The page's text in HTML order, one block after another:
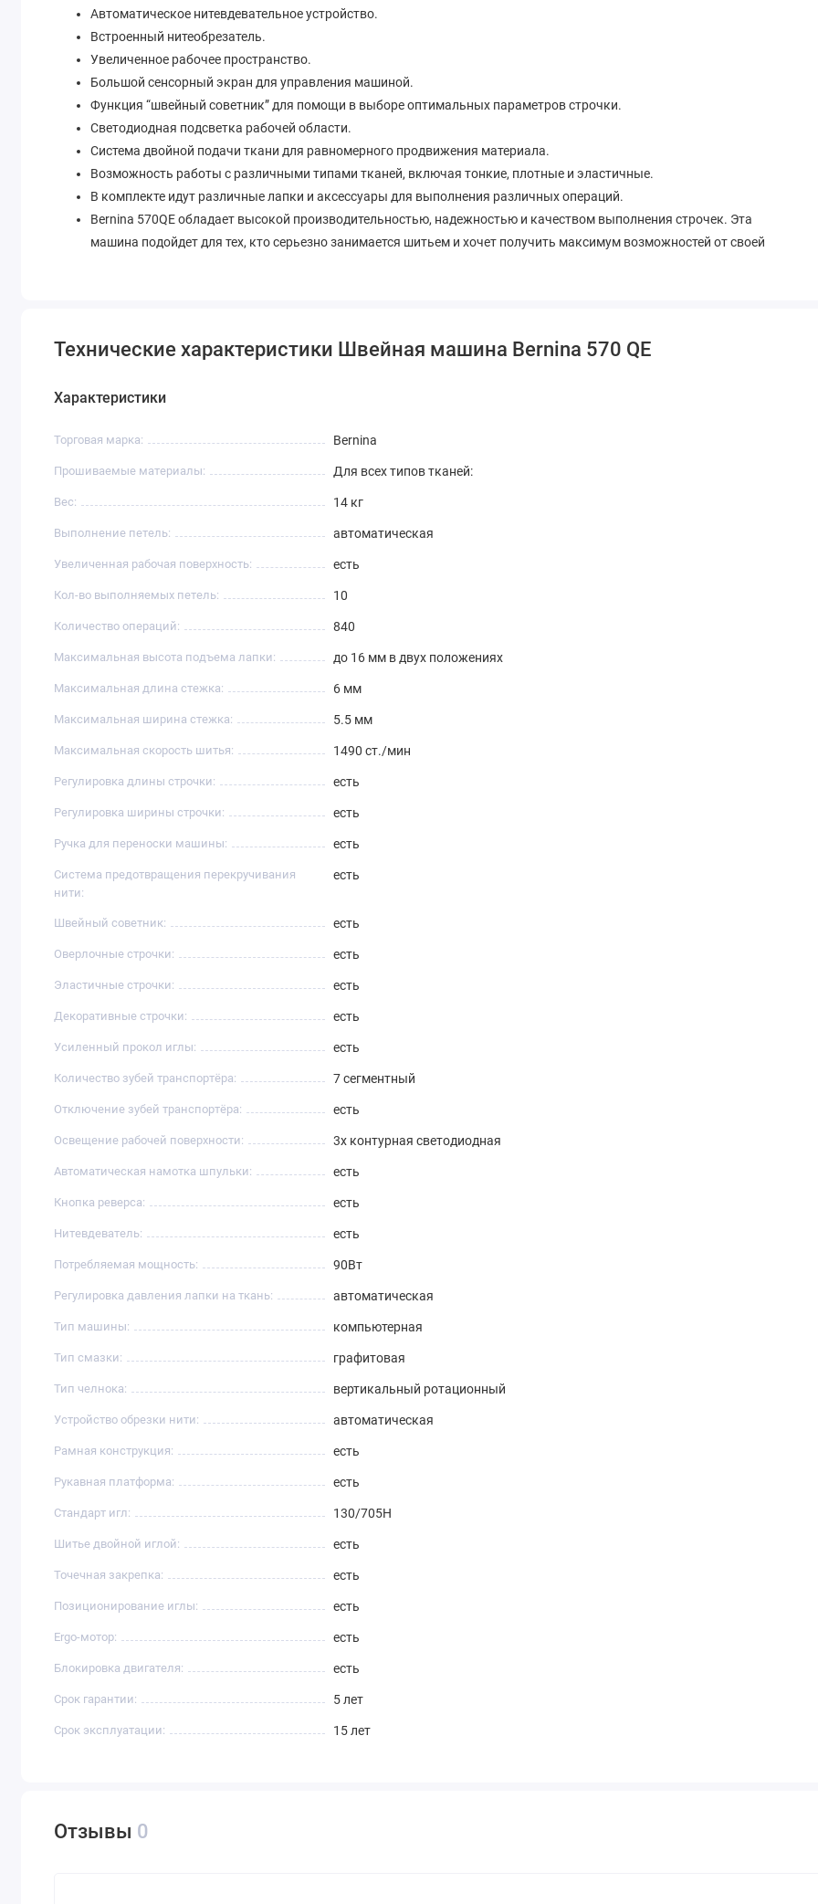
Автоматическое нитевдевательное устройство.
Встроенный нитеобрезатель.
Увеличенное рабочее пространство.
Большой сенсорный экран для управления машиной.
Функция “швейный советник” для помощи в выборе оптимальных параметров строчки.
Светодиодная подсветка рабочей области.
Система двойной подачи ткани для равномерного продвижения материала.
Возможность работы с различными типами тканей, включая тонкие, плотные и эластичные.
В комплекте идут различные лапки и аксессуары для выполнения различных операций.
Bernina 570QE обладает высокой производительностью, надежностью и качеством выполнения строчек. Эта
машина подойдет для тех, кто серьезно занимается шитьем и хочет получить максимум возможностей от своей
Технические характеристики Швейная машина Bernina 570 QE
Характеристики
Торговая марка: Bernina
Прошиваемые материалы: Для всех типов тканей:
Вес: 14 кг
Выполнение петель: автоматическая
Увеличенная рабочая поверхность: есть
Кол-во выполняемых петель: 10
Количество операций: 840
Максимальная высота подъема лапки: до 16 мм в двух положениях
Максимальная длина стежка: 6 мм
Максимальная ширина стежка: 5.5 мм
Максимальная скорость шитья: 1490 ст./мин
Регулировка длины строчки: есть
Регулировка ширины строчки: есть
Ручка для переноски машины: есть
Система предотвращения перекручивания
нити:
есть
Швейный советник: есть
Оверлочные строчки: есть
Эластичные строчки: есть
Декоративные строчки: есть
Усиленный прокол иглы: есть
Количество зубей транспортёра: 7 сегментный
Отключение зубей транспортёра: есть
Освещение рабочей поверхности: 3х контурная светодиодная
Автоматическая намотка шпульки: есть
Кнопка реверса: есть
Нитевдеватель: есть
Потребляемая мощность: 90Вт
Регулировка давления лапки на ткань: автоматическая
Тип машины: компьютерная
Тип смазки: графитовая
Тип челнока: вертикальный ротационный
Устройство обрезки нити: автоматическая
Рамная конструкция: есть
Рукавная платформа: есть
Стандарт игл: 130/705H
Шитье двойной иглой: есть
Точечная закрепка: есть
Позиционирование иглы: есть
Ergo-мотор: есть
Блокировка двигателя: есть
Срок гарантии: 5 лет
Срок эксплуатации: 15 лет
Отзывы 0